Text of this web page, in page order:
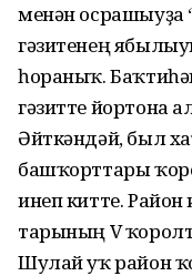
менән осрашыуҙа
гәзитенең
һораныҡ.
гәзитте йортона
Әйткәндәй, был
башҡорттары
инеп китте.
тарының V
Шулай уҡ район